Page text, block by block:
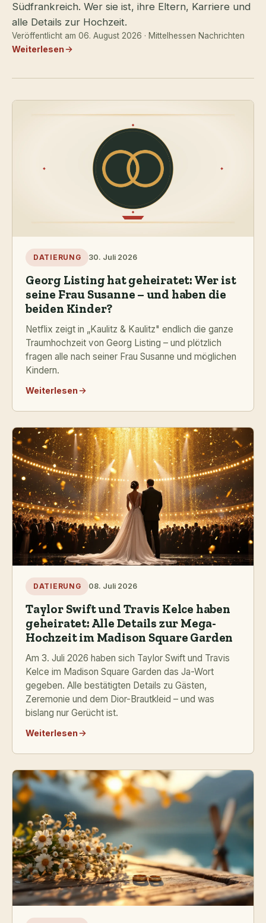
Südfrankreich. Wer sie ist, ihre Eltern, Karriere und
alle Details zur Hochzeit.
Veröffentlicht am 06. August 2026 · Mittelhessen Nachrichten
Weiterlesen
DATIERUNG 30. Juli 2026
Georg Listing hat geheiratet: Wer ist
seine Frau Susanne – und haben die
beiden Kinder?
Netflix zeigt in „Kaulitz & Kaulitz" endlich die ganze
Traumhochzeit von Georg Listing – und plötzlich
fragen alle nach seiner Frau Susanne und möglichen
Kindern.
Weiterlesen
DATIERUNG 08. Juli 2026
Taylor Swift und Travis Kelce haben
geheiratet: Alle Details zur Mega-
Hochzeit im Madison Square Garden
Am 3. Juli 2026 haben sich Taylor Swift und Travis
Kelce im Madison Square Garden das Ja-Wort
gegeben. Alle bestätigten Details zu Gästen,
Zeremonie und dem Dior-Brautkleid – und was
bislang nur Gerücht ist.
Weiterlesen